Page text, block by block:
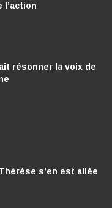
l’action
résonner la voix de
s’en est allée